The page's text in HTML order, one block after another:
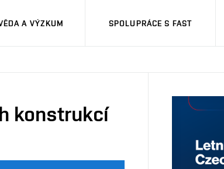
A VÝZKUM SPOLUPRÁCE S FAST
konstrukcí